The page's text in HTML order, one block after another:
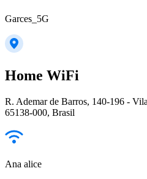
Garces_5G
Home WiFi
R. Ademar de Barros, 140-196 -
65138-000, Brasil
Ana alice